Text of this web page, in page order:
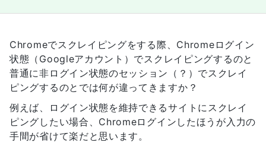
Chromeでスクレイピングをする際、Chromeログイン
状態（Googleアカウント）でスクレイピングするのと
普通に非ログイン状態のセッション（？）でスクレイ
ピングするのとでは何が違ってきますか？
例えば、ログイン状態を維持できるサイトにスクレイ
ピングしたい場合、Chromeログインしたほうが入力の
手間が省けて楽だと思います。